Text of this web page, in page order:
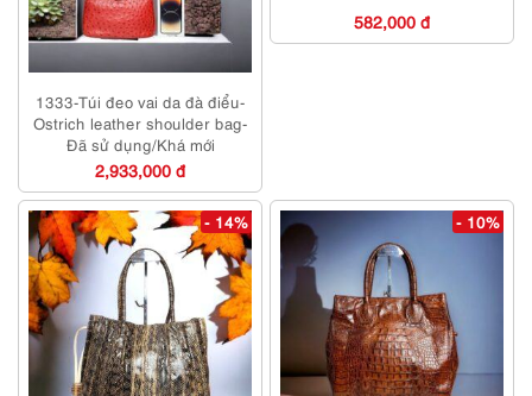
1333-Túi đeo vai da đà điểu-
Ostrich leather shoulder bag-
Đã sử dụng/Khá mới
2,933,000 đ
582,000 đ
- 14% - 10%